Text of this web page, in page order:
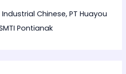
Chinese, PT Huayou
Pontianak